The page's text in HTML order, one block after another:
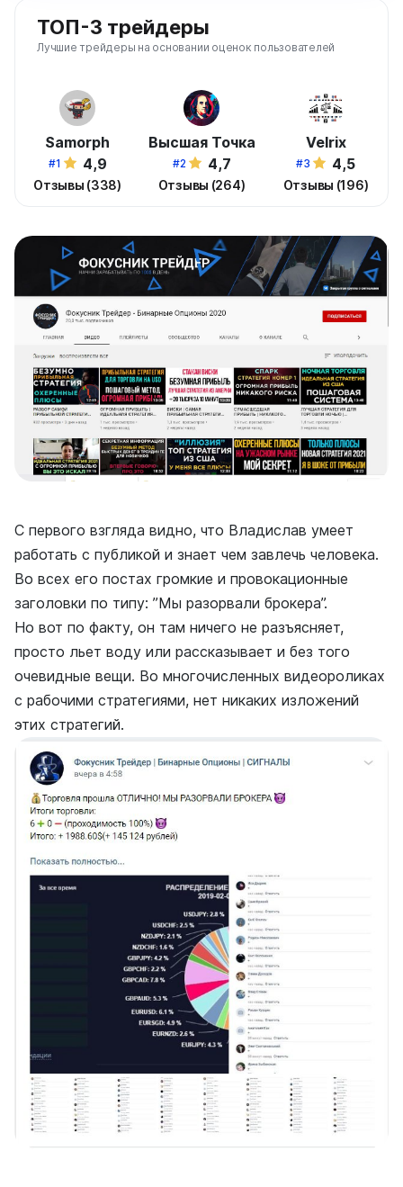
ТОП-3 трейдеры
Лучшие трейдеры на основании оценок пользователей
Samorph
#1 4,9
Отзывы (338)
Высшая Точка
#2 4,7
Отзывы (264)
Velrix
#3 4,5
Отзывы (196)
С первого взгляда видно, что Владислав умеет
работать с публикой и знает чем завлечь человека.
Во всех его постах громкие и провокационные
заголовки по типу: ”Мы разорвали брокера”.
Но вот по факту, он там ничего не разъясняет,
просто льет воду или рассказывает и без того
очевидные вещи. Во многочисленных видеороликах
с рабочими стратегиями, нет никаких изложений
этих стратегий.